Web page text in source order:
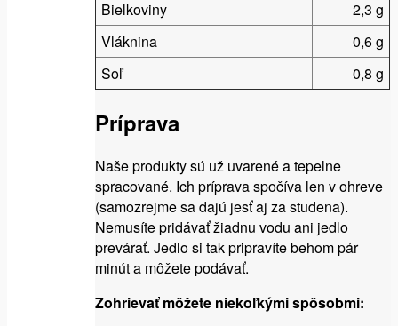
Bielkoviny
2,3 g
Vláknina
0,6 g
Soľ
0,8 g
Príprava
Naše produkty sú už uvarené a tepelne
spracované. Ich príprava spočíva len v ohreve
(samozrejme sa dajú jesť aj za studena).
Nemusíte pridávať žiadnu vodu ani jedlo
prevárať. Jedlo si tak pripravíte behom pár
minút a môžete podávať.
Zohrievať môžete niekoľkými spôsobmi: